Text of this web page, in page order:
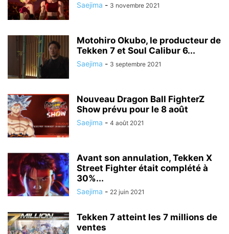
Saejima - 3 novembre 2021
Motohiro Okubo, le producteur de
Tekken 7 et Soul Calibur 6...
Saejima - 3 septembre 2021
Nouveau Dragon Ball FighterZ
Show prévu pour le 8 août
Saejima - 4 août 2021
Avant son annulation, Tekken X
Street Fighter était complété à
30%...
Saejima - 22 juin 2021
Tekken 7 atteint les 7 millions de
ventes